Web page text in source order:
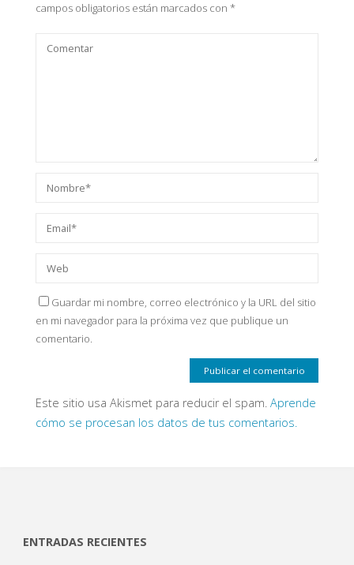
campos obligatorios están marcados con *
Guardar mi nombre, correo electrónico y la URL del sitio
en mi navegador para la próxima vez que publique un
comentario.
Este sitio usa Akismet para reducir el spam. Aprende
cómo se procesan los datos de tus comentarios.
ENTRADAS RECIENTES